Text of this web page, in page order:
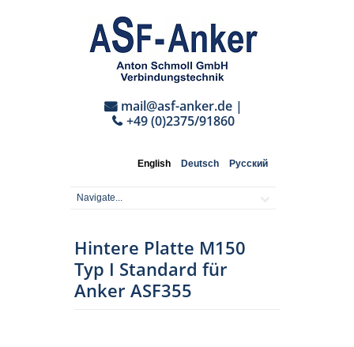
mail@asf-anker.de|
+49 (0)2375/91860
English Deutsch Русский
Hintere Platte M150
Typ I Standard für
Anker ASF355